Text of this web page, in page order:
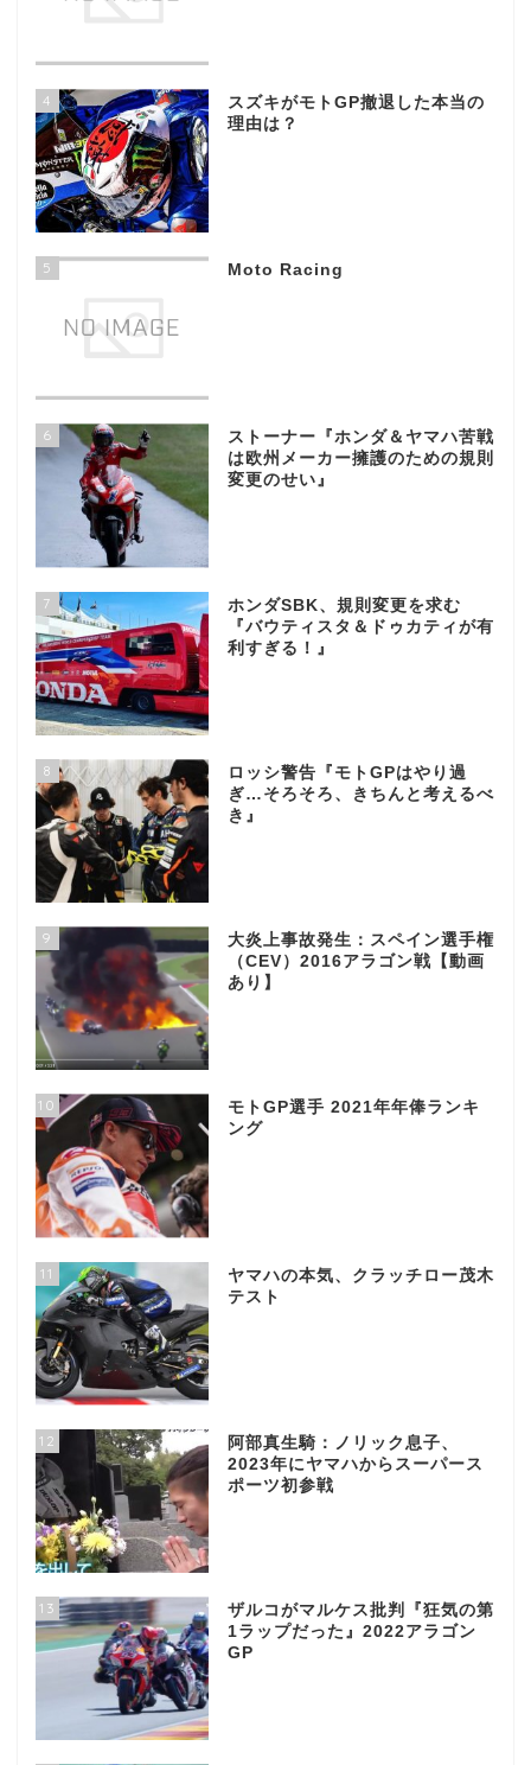
4
スズキがモトGP撤退した本当の
理由は？
5 Moto Racing
6
ストーナー『ホンダ＆ヤマハ苦戦
は欧州メーカー擁護のための規則
変更のせい』
7
ホンダSBK、規則変更を求む
『バウティスタ＆ドゥカティが有
利すぎる！』
8
ロッシ警告『モトGPはやり過
ぎ…そろそろ、きちんと考えるべ
き』
9
大炎上事故発生：スペイン選手権
（CEV）2016アラゴン戦【動画
あり】
10
モトGP選手 2021年年俸ランキ
ング
11
ヤマハの本気、クラッチロー茂木
テスト
12
阿部真生騎：ノリック息子、
2023年にヤマハからスーパース
ポーツ初参戦
13
ザルコがマルケス批判『狂気の第
1ラップだった』2022アラゴン
GP